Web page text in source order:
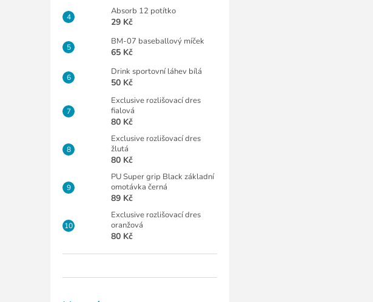
Absorb 12 potítko
29 Kč
BM-07 baseballový míček
65 Kč
Drink sportovní láhev bílá
50 Kč
Exclusive rozlišovací dres
fialová
80 Kč
Exclusive rozlišovací dres
žlutá
80 Kč
PU Super grip Black základní
omotávka černá
89 Kč
Exclusive rozlišovací dres
oranžová
80 Kč